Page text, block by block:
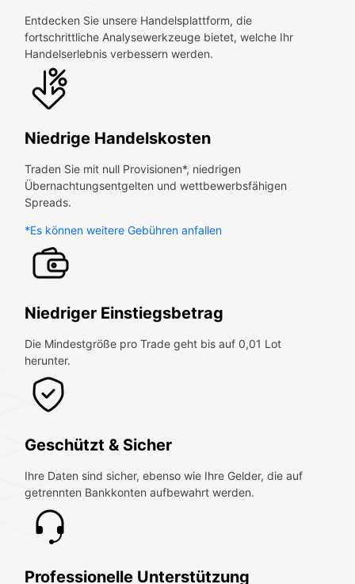
Entdecken Sie unsere Handelsplattform, die
fortschrittliche Analysewerkzeuge bietet, welche Ihr
Handelserlebnis verbessern werden.
Niedrige Handelskosten
Traden Sie mit null Provisionen*, niedrigen
Übernachtungsentgelten und wettbewerbsfähigen
Spreads.
*Es können weitere Gebühren anfallen
Niedriger Einstiegsbetrag
Die Mindestgröße pro Trade geht bis auf 0,01 Lot
herunter.
Geschützt & Sicher
Ihre Daten sind sicher, ebenso wie Ihre Gelder, die auf
getrennten Bankkonten aufbewahrt werden.
Professionelle Unterstützung